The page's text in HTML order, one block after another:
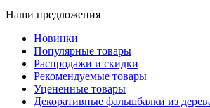
Наши предложения
Новинки
Популярные товары
Распродажи и скидки
Рекомендуемые товары
Уцененные товары
Декоративные фальшбалки из